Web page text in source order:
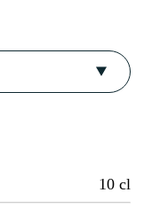
10 cl